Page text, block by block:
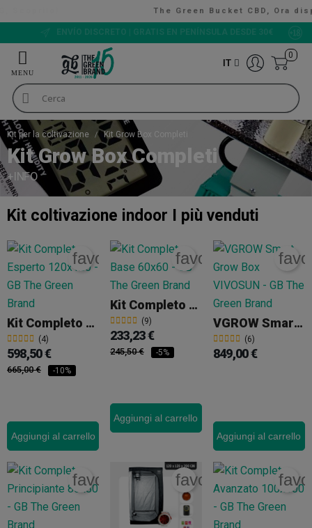
The Green Bucket CBD, Ora disponibili!
VALUTAZIONE 9/10
IT
0
Kit per la coltivazione Kit Grow Box Completi
Kit Grow Box Completi
+INFO
Kit coltivazione indoor I più venduti
Kit Completo Esperto 120x120
(4)
favorite_border
598,50 €
665,00 € -10%
Aggiungi al carrello
Kit Completo Base 60x60
(9)
favorite_border
233,23 €
245,50 € -5%
Aggiungi al carrello
VGROW Smart Grow Box VIVOSUN
(6)
849,00 €
Aggiungi al carrello
favorite_borderfavorite_border